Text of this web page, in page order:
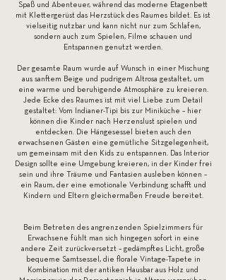
Spaß und Abenteuer, während das moderne Etagenbett
mit Klettergerüst das Herzstück des Raumes bildet. Es ist
vielseitig nutzbar und kann nicht nur zum Schlafen,
sondern auch zum Spielen, Filme schauen und
Entspannen genutzt werden.
Der gesamte Raum wurde auf Wunsch in einer Mischung
aus sanftem Beige und pudrigem Altrosa gestaltet, um
eine warme und beruhigende Atmosphäre zu kreieren.
Jede Ecke des Raumes ist mit viel Liebe zum Detail
gestaltet: Vom Indianer-Tipi bis zur Miniküche – hier
können die Kinder nach Herzenslust spielen und
entdecken. Die Hängesessel bieten auch den
erwachsenen Gästen eine gemütliche Sitzgelegenheit,
um gemeinsam mit den Kids zu entspannen. Das Interior
Design sollte eine Umgebung kreieren, in der Kinder frei
sein und ihre Träume und Fantasien ausleben können –
ein Raum, der eine emotionale Verbindung schafft und
Kindern und Eltern gleichermaßen Freude bereitet.
Beim Betreten des angrenzenden Spielzimmers für
Erwachsene fühlt man sich hingegen sofort in eine
andere Zeit zurückversetzt – gedämpftes Licht, große
bequeme Samtsessel, die florale Vintage-Tapete in
Kombination mit der antiken Hausbar aus Holz und